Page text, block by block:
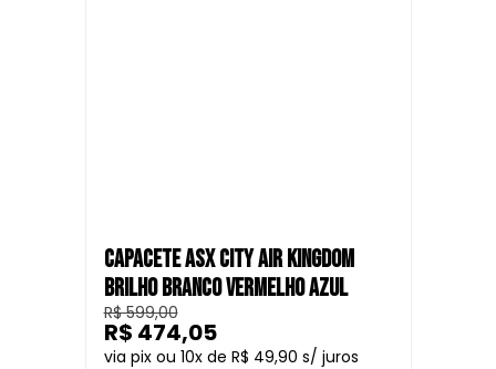
CAPACETE ASX CITY AIR KINGDOM
BRILHO BRANCO VERMELHO AZUL
R$ 599,00
10
R$ 49,90
R$ 474,05